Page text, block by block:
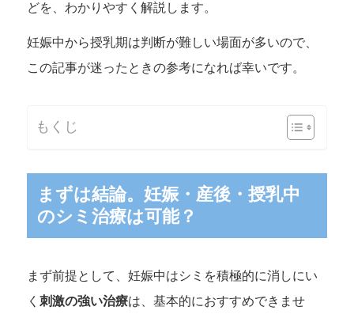
どを、わかりやすく解説します。
妊娠中から授乳期は判断が難しい場面が多いので、
この記事が迷ったときの参考になれば幸いです。
もくじ
まずは結論。妊娠・産後・授乳中
のシミ治療は可能？
まず前提として、妊娠中はシミを積極的に消しにい
く 刺激の強い治療は、基本的におすすめできませ